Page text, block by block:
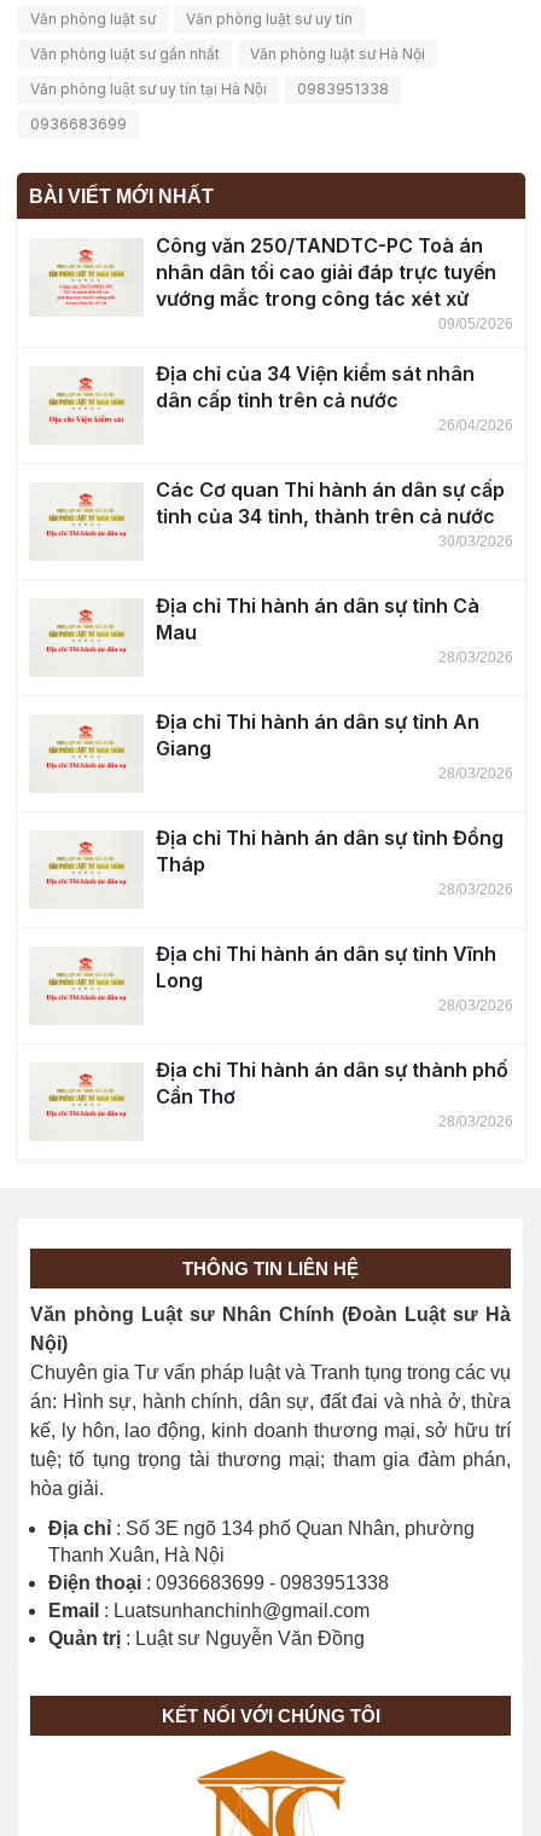
Văn phòng luật sư
Văn phòng luật sư uy tín
Văn phòng luật sư gần nhất
Văn phòng luật sư Hà Nội
Văn phòng luật sư uy tín tại Hà Nội
0983951338
0936683699
BÀI VIẾT MỚI NHẤT
Công văn 250/TANDTC-PC Toà án
nhân dân tối cao giải đáp trực tuyến
vướng mắc trong công tác xét xử
09/05/2026
Địa chỉ của 34 Viện kiểm sát nhân
dân cấp tỉnh trên cả nước
26/04/2026
Các Cơ quan Thi hành án dân sự cấp
tỉnh của 34 tỉnh, thành trên cả nước
30/03/2026
Địa chỉ Thi hành án dân sự tỉnh Cà
Mau
28/03/2026
Địa chỉ Thi hành án dân sự tỉnh An
Giang
28/03/2026
Địa chỉ Thi hành án dân sự tỉnh Đồng
Tháp
28/03/2026
Địa chỉ Thi hành án dân sự tỉnh Vĩnh
Long
28/03/2026
Địa chỉ Thi hành án dân sự thành phố
Cần Thơ
28/03/2026
Địa chỉ Thi hành án dân sự thành phố
Đồng Nai
THÔNG TIN LIÊN HỆ
Văn phòng Luật sư Nhân Chính (Đoàn Luật sư Hà
Nội)
Chuyên gia Tư vấn pháp luật và Tranh tụng trong các vụ
án: Hình sự, hành chính, dân sự, đất đai và nhà ở, thừa
kế, ly hôn, lao động, kinh doanh thương mại, sở hữu trí
tuệ; tố tụng trọng tài thương mại; tham gia đàm phán,
hòa giải.
Địa chỉ : Số 3E ngõ 134 phố Quan Nhân, phường
Thanh Xuân, Hà Nội
Điện thoại : 0936683699 - 0983951338
Email : Luatsunhanchinh@gmail.com
Quản trị : Luật sư Nguyễn Văn Đồng
KẾT NỐI VỚI CHÚNG TÔI